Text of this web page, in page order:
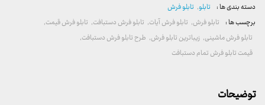
دسته بندی ها : تابلو, تابلو فرش
برچسب ها : تابلو فرش, تابلو فرش آیات, تابلو فرش دستبافت, تابلو فرش قیمت,
تابلو فرش ماشینی, زیباترین تابلو فرش, طرح تابلو فرش دستبافت,
قیمت تابلو فرش تمام دستبافت
توضیحات